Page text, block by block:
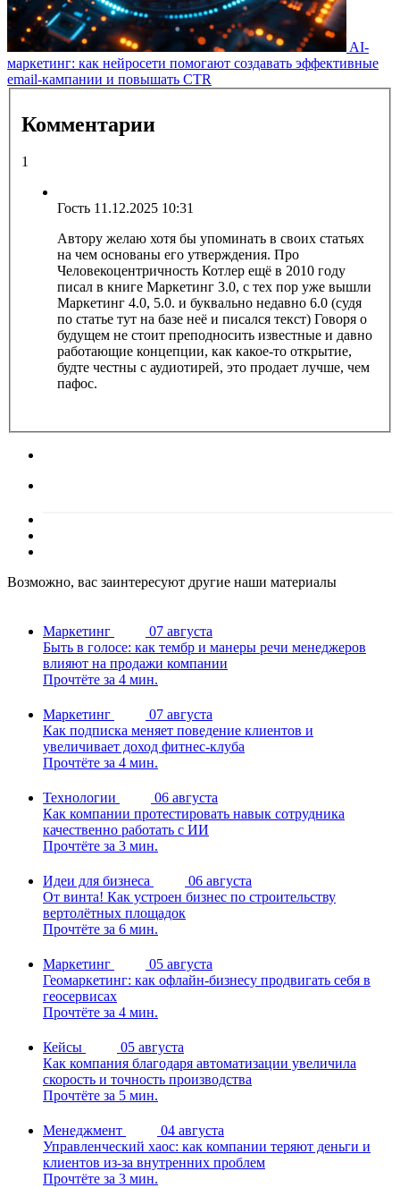
AI-
маркетинг: как нейросети помогают создавать эффективные
email-кампании и повышать CTR
Комментарии
1
Гость 11.12.2025 10:31
Автору желаю хотя бы упоминать в своих статьях
на чем основаны его утверждения. Про
Человекоцентричность Котлер ещё в 2010 году
писал в книге Маркетинг 3.0, с тех пор уже вышли
Маркетинг 4.0, 5.0. и буквально недавно 6.0 (судя
по статье тут на базе неё и писался текст) Говоря о
будущем не стоит преподносить известные и давно
работающие концепции, как какое-то открытие,
будте честны с аудиотирей, это продает лучше, чем
пафос.
Возможно, вас заинтересуют другие наши материалы
Маркетинг
07 августа
Быть в голосе: как тембр и манеры речи менеджеров
влияют на продажи компании
Прочтёте за 4 мин.
Маркетинг
07 августа
Как подписка меняет поведение клиентов и
увеличивает доход фитнес-клуба
Прочтёте за 4 мин.
Технологии
06 августа
Как компании протестировать навык сотрудника
качественно работать с ИИ
Прочтёте за 3 мин.
Идеи для бизнеса
06 августа
От винта! Как устроен бизнес по строительству
вертолётных площадок
Прочтёте за 6 мин.
Маркетинг
05 августа
Геомаркетинг: как офлайн-бизнесу продвигать себя в
геосервисах
Прочтёте за 4 мин.
Кейсы
05 августа
Как компания благодаря автоматизации увеличила
скорость и точность производства
Прочтёте за 5 мин.
Менеджмент
04 августа
Управленческий хаос: как компании теряют деньги и
клиентов из-за внутренних проблем
Прочтёте за 3 мин.